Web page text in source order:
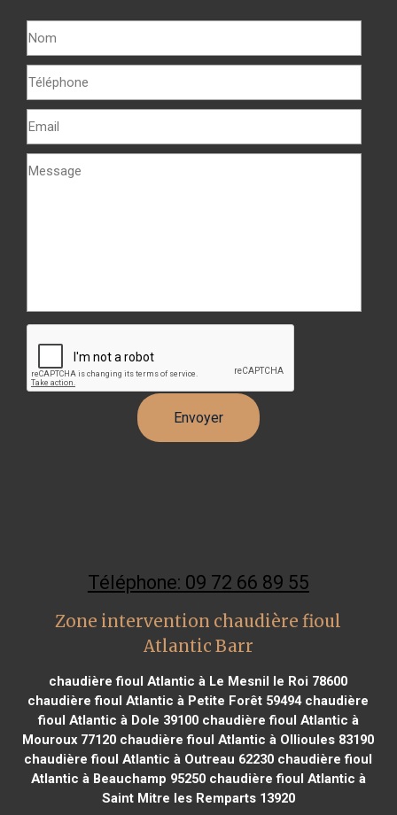
Téléphone: 09 72 66 89 55
Zone intervention chaudière fioul
Atlantic Barr
chaudière fioul Atlantic à Le Mesnil le Roi 78600
chaudière fioul Atlantic à Petite Forêt 59494chaudière
fioul Atlantic à Dole 39100chaudière fioul Atlantic à
Mouroux 77120 chaudière fioul Atlantic à Ollioules 83190
chaudière fioul Atlantic à Outreau 62230 chaudière fioul
Atlantic à Beauchamp 95250chaudière fioul Atlantic à
Saint Mitre les Remparts 13920